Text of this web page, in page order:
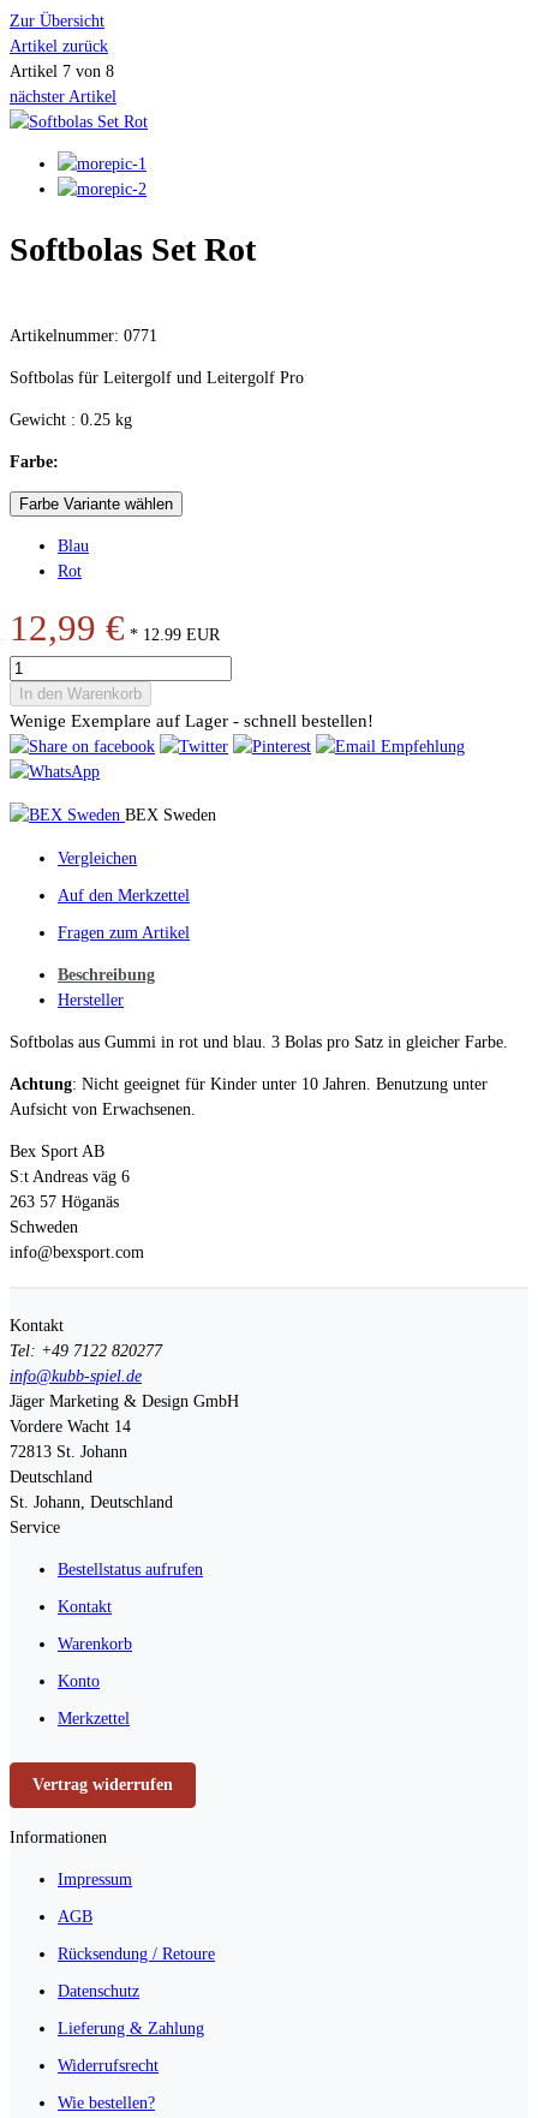
Zur Übersicht
Artikel zurück
Artikel 7 von 8
nächster Artikel
Softbolas Set Rot
Artikelnummer: 0771
Softbolas für Leitergolf und Leitergolf Pro
Gewicht : 0.25 kg
Farbe:
Farbe Variante wählen
Blau
Rot
12,99 € * 12.99 EUR
In den Warenkorb
Wenige Exemplare auf Lager - schnell bestellen!
BEX Sweden
Vergleichen
Auf den Merkzettel
Fragen zum Artikel
Beschreibung
Hersteller
Softbolas aus Gummi in rot und blau. 3 Bolas pro Satz in gleicher Farbe.
Achtung: Nicht geeignet für Kinder unter 10 Jahren. Benutzung unter
Aufsicht von Erwachsenen.
Bex Sport AB
S:t Andreas väg 6
263 57 Höganäs
Schweden
info@bexsport.com
Kontakt
Tel: +49 7122 820277
info@kubb-spiel.de
Jäger Marketing & Design GmbH
Vordere Wacht 14
72813 St. Johann
Deutschland
St. Johann, Deutschland
Service
Bestellstatus aufrufen
Kontakt
Warenkorb
Konto
Merkzettel
Vertrag widerrufen
Informationen
Impressum
AGB
Rücksendung / Retoure
Datenschutz
Lieferung & Zahlung
Widerrufsrecht
Wie bestellen?